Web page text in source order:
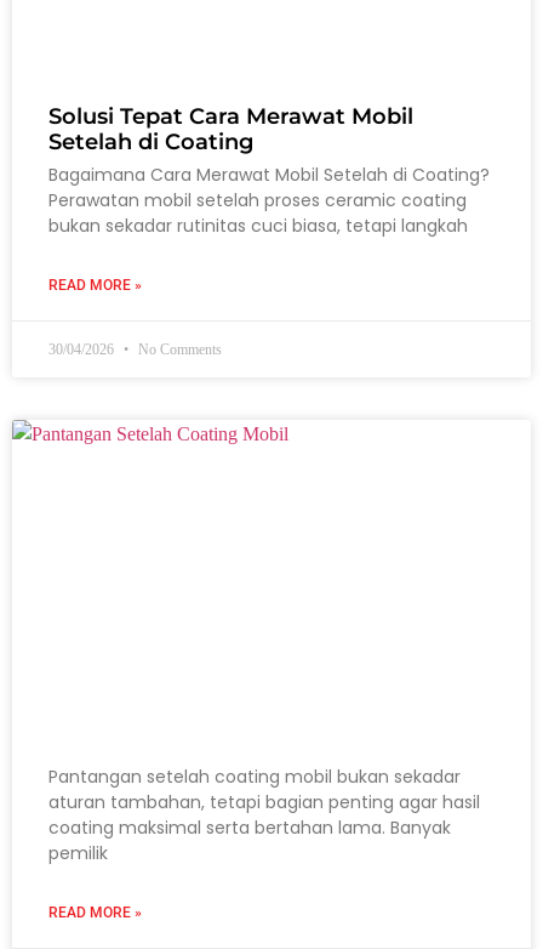
Solusi Tepat Cara Merawat Mobil
Setelah di Coating
Bagaimana Cara Merawat Mobil Setelah di Coating?
Perawatan mobil setelah proses ceramic coating
bukan sekadar rutinitas cuci biasa, tetapi langkah
READ MORE »
30/04/2026 No Comments
Pantangan setelah coating mobil bukan sekadar
aturan tambahan, tetapi bagian penting agar hasil
coating maksimal serta bertahan lama. Banyak
pemilik
READ MORE »